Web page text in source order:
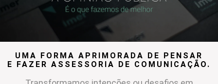
UMA FORMA APRIMORADA DE PENSAR
E FAZER ASSESSORIA DE COMUNICAÇÃO.